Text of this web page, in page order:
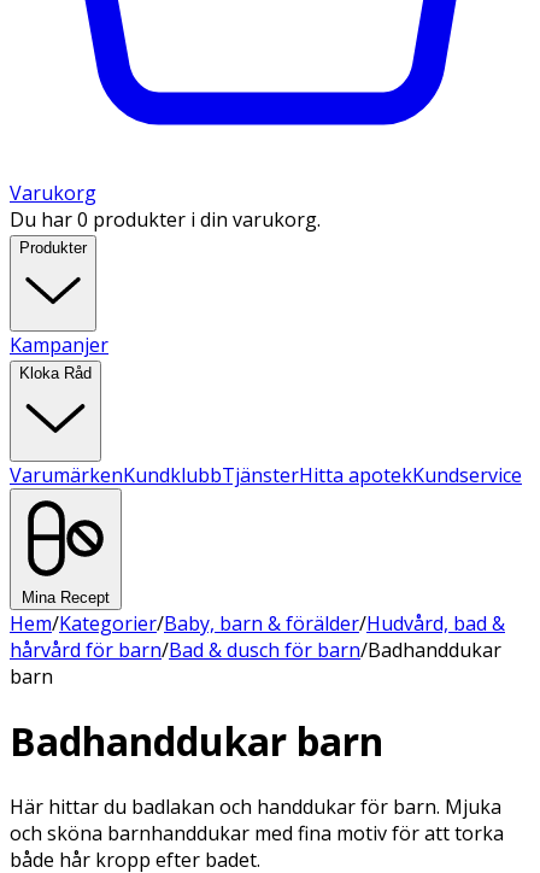
Varukorg
Du har 0 produkter i din varukorg.
Produkter
Kampanjer
Kloka Råd
VarumärkenKundklubbTjänsterHitta apotekKundservice
Mina Recept
Hem/Kategorier/Baby, barn & förälder/Hudvård, bad &
hårvård för barn/Bad & dusch för barn/Badhanddukar
barn
Badhanddukar barn
Här hittar du badlakan och handdukar för barn. Mjuka
och sköna barnhanddukar med fina motiv för att torka
både hår kropp efter badet.